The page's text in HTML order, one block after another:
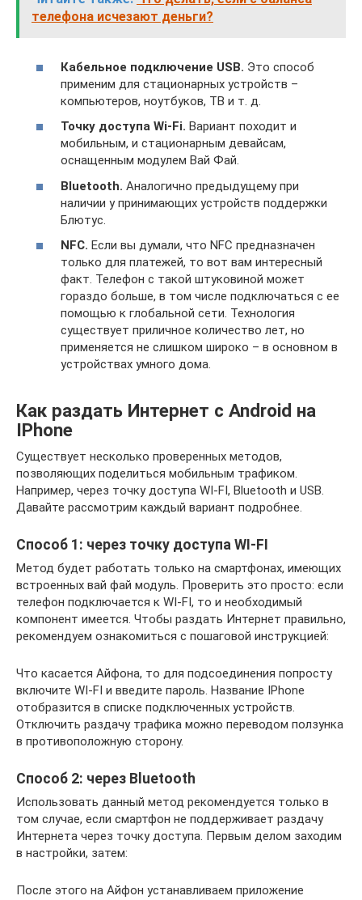
телефона исчезают деньги?
Кабельное подключение USB. Это способ
применим для стационарных устройств –
компьютеров, ноутбуков, ТВ и т. д.
Точку доступа Wi-Fi. Вариант походит и
мобильным, и стационарным девайсам,
оснащенным модулем Вай Фай.
Bluetooth. Аналогично предыдущему при
наличии у принимающих устройств поддержки
Блютус.
NFC. Если вы думали, что NFC предназначен
только для платежей, то вот вам интересный
факт. Телефон с такой штуковиной может
гораздо больше, в том числе подключаться с ее
помощью к глобальной сети. Технология
существует приличное количество лет, но
применяется не слишком широко – в основном в
устройствах умного дома.
Как раздать Интернет с Android на
IPhone
Существует несколько проверенных методов,
позволяющих поделиться мобильным трафиком.
Например, через точку доступа WI-FI, Bluetooth и USB.
Давайте рассмотрим каждый вариант подробнее.
Способ 1: через точку доступа WI-FI
Метод будет работать только на смартфонах, имеющих
встроенных вай фай модуль. Проверить это просто: если
телефон подключается к WI-FI, то и необходимый
компонент имеется. Чтобы раздать Интернет правильно,
рекомендуем ознакомиться с пошаговой инструкцией:
Что касается Айфона, то для подсоединения попросту
включите WI-FI и введите пароль. Название IPhone
отобразится в списке подключенных устройств.
Отключить раздачу трафика можно переводом ползунка
в противоположную сторону.
Способ 2: через Bluetooth
Использовать данный метод рекомендуется только в
том случае, если смартфон не поддерживает раздачу
Интернета через точку доступа. Первым делом заходим
в настройки, затем:
После этого на Айфон устанавливаем приложение